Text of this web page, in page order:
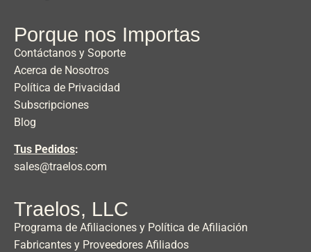
Porque nos Importas
Contáctanos y Soporte
Acerca de Nosotros
Política de Privacidad
Subscripciones
Blog
Tus Pedidos:
sales@traelos.com
Traelos, LLC
Programa de Afiliaciones y Política de Afiliación
Fabricantes y Proveedores Afiliados